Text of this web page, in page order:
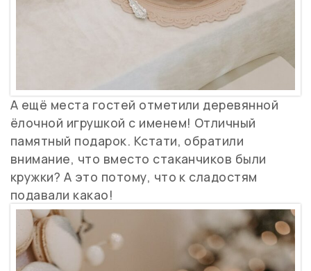
А ещё места гостей отметили деревянной
ёлочной игрушкой с именем! Отличный
памятный подарок. Кстати, обратили
внимание, что вместо стаканчиков были
кружки? А это потому, что к сладостям
подавали какао!